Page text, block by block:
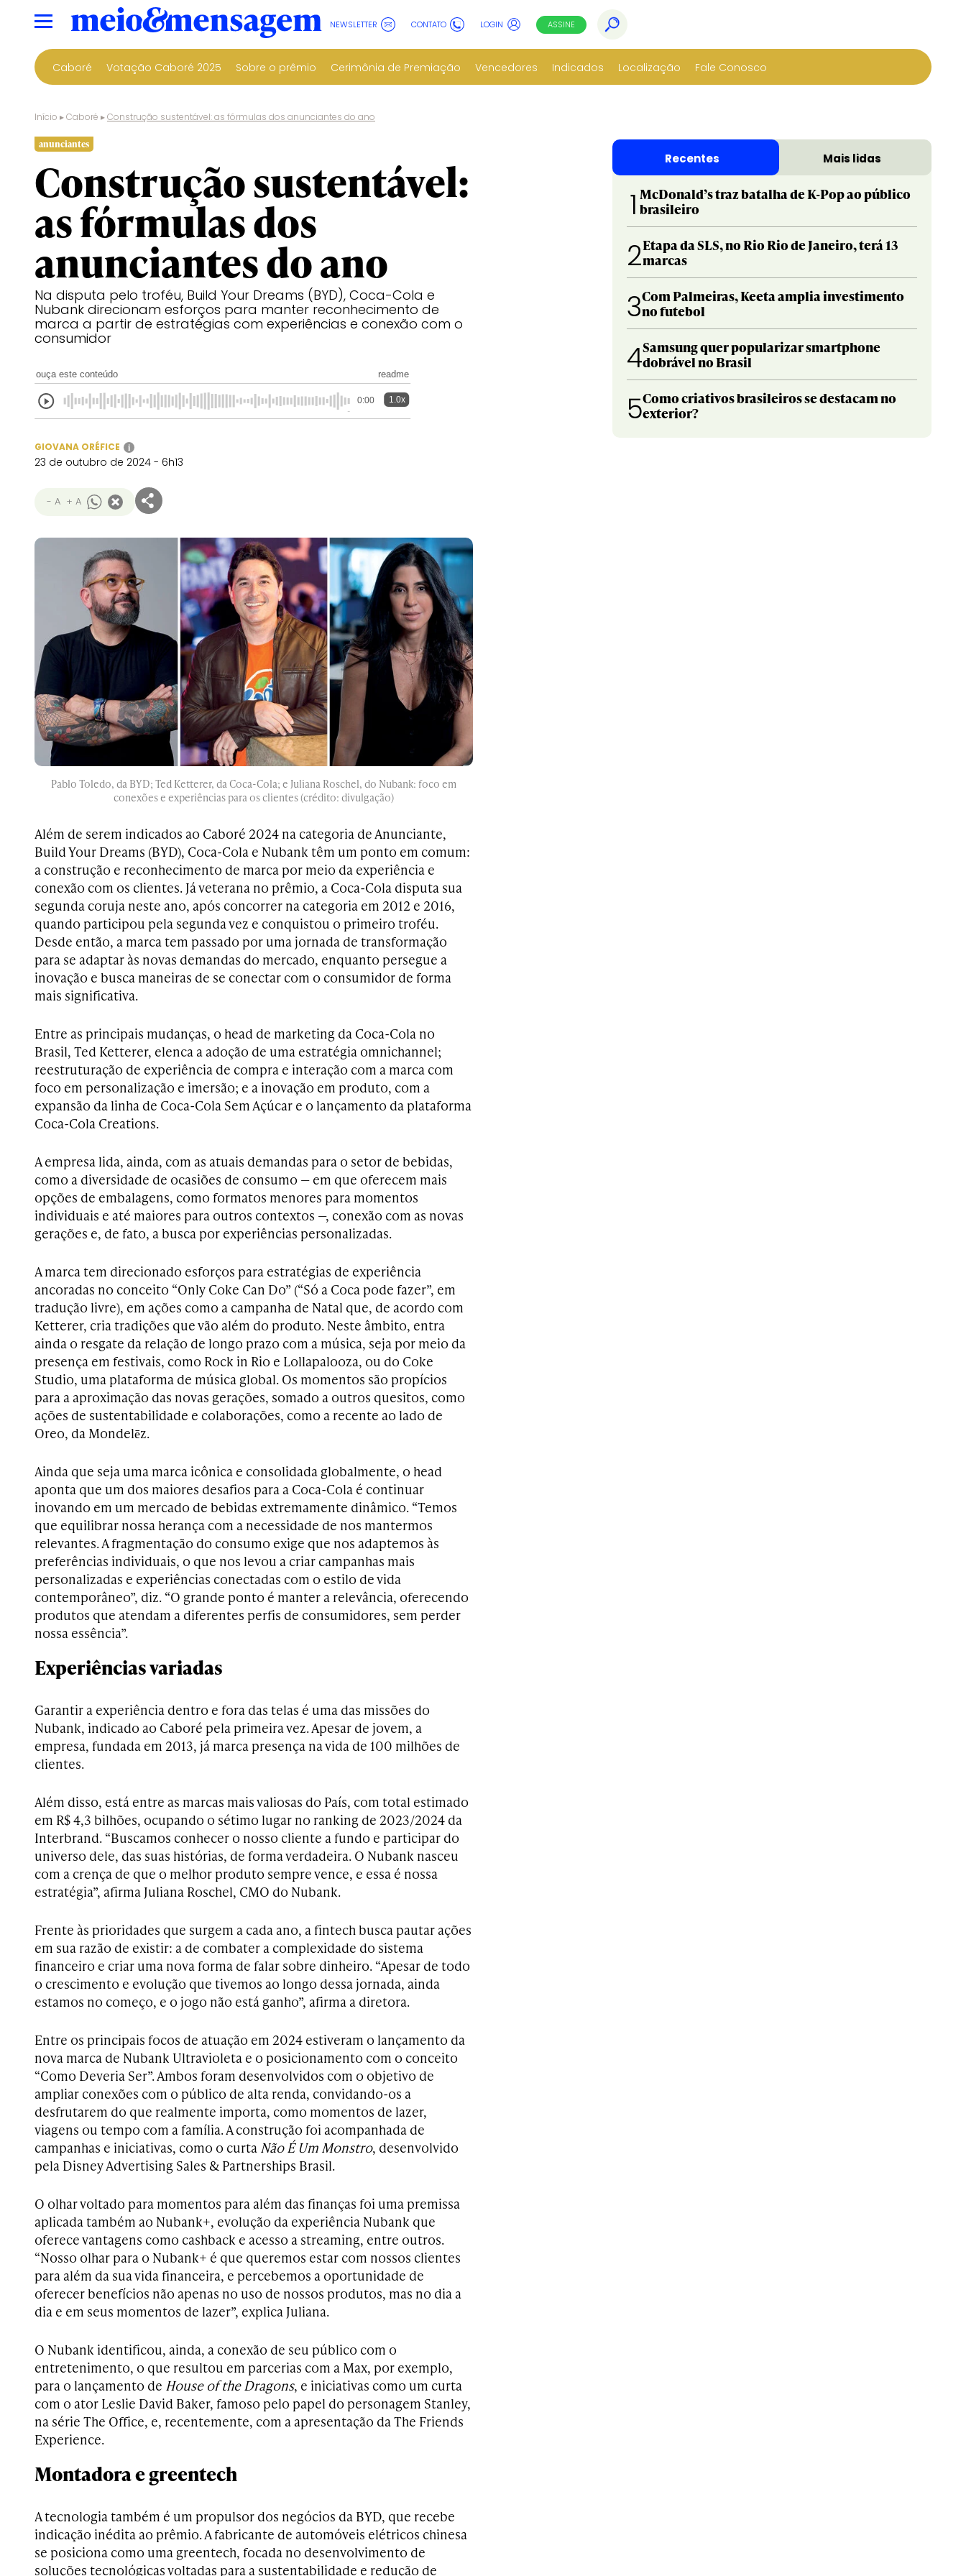
NEWSLETTER CONTATO LOGIN ASSINE
Caboré Votação Caboré 2025 Sobre o prêmio Cerimônia de Premiação Vencedores Indicados Localização Fale Conosco
Início ▸Caboré ▸Construção sustentável: as fórmulas dos anunciantes do ano
anunciantes
Construção sustentável:
as fórmulas dos
anunciantes do ano
Na disputa pelo troféu, Build Your Dreams (BYD), Coca-Cola e
Nubank direcionam esforços para manter reconhecimento de
marca a partir de estratégias com experiências e conexão com o
consumidor
ouça este conteúdo readme
0:00 1.0x
GIOVANA ORÉFICE i
23 de outubro de 2024 - 6h13
- A + A
Pablo Toledo, da BYD; Ted Ketterer, da Coca-Cola; e Juliana Roschel, do Nubank: foco em
conexões e experiências para os clientes (crédito: divulgação)
Além de serem indicados ao Caboré 2024 na categoria de Anunciante,
Build Your Dreams (BYD), Coca-Cola e Nubank têm um ponto em comum:
a construção e reconhecimento de marca por meio da experiência e
conexão com os clientes. Já veterana no prêmio, a Coca-Cola disputa sua
segunda coruja neste ano, após concorrer na categoria em 2012 e 2016,
quando participou pela segunda vez e conquistou o primeiro troféu.
Desde então, a marca tem passado por uma jornada de transformação
para se adaptar às novas demandas do mercado, enquanto persegue a
inovação e busca maneiras de se conectar com o consumidor de forma
mais significativa.
Entre as principais mudanças, o head de marketing da Coca-Cola no
Brasil, Ted Ketterer, elenca a adoção de uma estratégia omnichannel;
reestruturação de experiência de compra e interação com a marca com
foco em personalização e imersão; e a inovação em produto, com a
expansão da linha de Coca-Cola Sem Açúcar e o lançamento da plataforma
Coca-Cola Creations.
A empresa lida, ainda, com as atuais demandas para o setor de bebidas,
como a diversidade de ocasiões de consumo — em que oferecem mais
opções de embalagens, como formatos menores para momentos
individuais e até maiores para outros contextos —, conexão com as novas
gerações e, de fato, a busca por experiências personalizadas.
A marca tem direcionado esforços para estratégias de experiência
ancoradas no conceito “Only Coke Can Do” (“Só a Coca pode fazer”, em
tradução livre), em ações como a campanha de Natal que, de acordo com
Ketterer, cria tradições que vão além do produto. Neste âmbito, entra
ainda o resgate da relação de longo prazo com a música, seja por meio da
presença em festivais, como Rock in Rio e Lollapalooza, ou do Coke
Studio, uma plataforma de música global. Os momentos são propícios
para a aproximação das novas gerações, somado a outros quesitos, como
ações de sustentabilidade e colaborações, como a recente ao lado de
Oreo, da Mondelēz.
Ainda que seja uma marca icônica e consolidada globalmente, o head
aponta que um dos maiores desafios para a Coca-Cola é continuar
inovando em um mercado de bebidas extremamente dinâmico. “Temos
que equilibrar nossa herança com a necessidade de nos mantermos
relevantes. A fragmentação do consumo exige que nos adaptemos às
preferências individuais, o que nos levou a criar campanhas mais
personalizadas e experiências conectadas com o estilo de vida
contemporâneo”, diz. “O grande ponto é manter a relevância, oferecendo
produtos que atendam a diferentes perfis de consumidores, sem perder
nossa essência”.
Experiências variadas
Garantir a experiência dentro e fora das telas é uma das missões do
Nubank, indicado ao Caboré pela primeira vez. Apesar de jovem, a
empresa, fundada em 2013, já marca presença na vida de 100 milhões de
clientes.
Além disso, está entre as marcas mais valiosas do País, com total estimado
em R$ 4,3 bilhões, ocupando o sétimo lugar no ranking de 2023/2024 da
Interbrand. “Buscamos conhecer o nosso cliente a fundo e participar do
universo dele, das suas histórias, de forma verdadeira. O Nubank nasceu
com a crença de que o melhor produto sempre vence, e essa é nossa
estratégia”, afirma Juliana Roschel, CMO do Nubank.
Frente às prioridades que surgem a cada ano, a fintech busca pautar ações
em sua razão de existir: a de combater a complexidade do sistema
financeiro e criar uma nova forma de falar sobre dinheiro. “Apesar de todo
o crescimento e evolução que tivemos ao longo dessa jornada, ainda
estamos no começo, e o jogo não está ganho”, afirma a diretora.
Entre os principais focos de atuação em 2024 estiveram o lançamento da
nova marca de Nubank Ultravioleta e o posicionamento com o conceito
“Como Deveria Ser”. Ambos foram desenvolvidos com o objetivo de
ampliar conexões com o público de alta renda, convidando-os a
desfrutarem do que realmente importa, como momentos de lazer,
viagens ou tempo com a família. A construção foi acompanhada de
campanhas e iniciativas, como o curta Não É Um Monstro, desenvolvido
pela Disney Advertising Sales & Partnerships Brasil.
O olhar voltado para momentos para além das finanças foi uma premissa
aplicada também ao Nubank+, evolução da experiência Nubank que
oferece vantagens como cashback e acesso a streaming, entre outros.
“Nosso olhar para o Nubank+ é que queremos estar com nossos clientes
para além da sua vida financeira, e percebemos a oportunidade de
oferecer benefícios não apenas no uso de nossos produtos, mas no dia a
dia e em seus momentos de lazer”, explica Juliana.
O Nubank identificou, ainda, a conexão de seu público com o
entretenimento, o que resultou em parcerias com a Max, por exemplo,
para o lançamento de House of the Dragons, e iniciativas como um curta
com o ator Leslie David Baker, famoso pelo papel do personagem Stanley,
na série The Office, e, recentemente, com a apresentação da The Friends
Experience.
Montadora e greentech
A tecnologia também é um propulsor dos negócios da BYD, que recebe
indicação inédita ao prêmio. A fabricante de automóveis elétricos chinesa
se posiciona como uma greentech, focada no desenvolvimento de
soluções tecnológicas voltadas para a sustentabilidade e redução de
Recentes Mais lidas
1 McDonald’s traz batalha de K-Pop ao público
brasileiro
2Etapa da SLS, no Rio Rio de Janeiro, terá 13
marcas
3Com Palmeiras, Keeta amplia investimento
no futebol
4Samsung quer popularizar smartphone
dobrável no Brasil
5Como criativos brasileiros se destacam no
exterior?